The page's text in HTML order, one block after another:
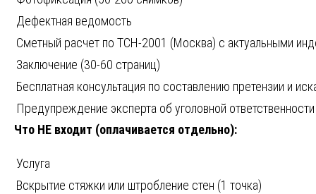
Дефектная ведомость
Сметный расчет по ТСН-2001 (Москва) с актуальными
Заключение (30-60 страниц)
Бесплатная консультация по составлению претензии и
Предупреждение эксперта об уголовной
Что НЕ входит (оплачивается отдельно):
Услуга
Вскрытие стяжки или штробление стен (1 точка)